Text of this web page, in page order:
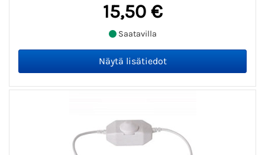
15,50 €
Saatavilla